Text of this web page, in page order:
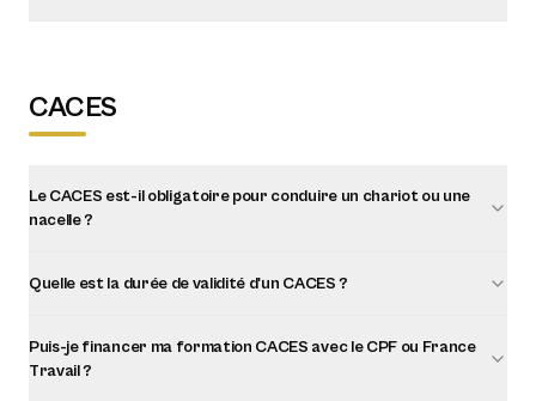
CACES
Le CACES est-il obligatoire pour conduire un chariot ou une
nacelle ?
Quelle est la durée de validité d'un CACES ?
Puis-je financer ma formation CACES avec le CPF ou France
Travail ?